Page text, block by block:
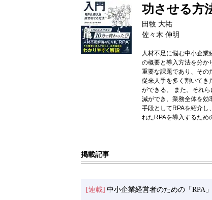
功させる方
田牧 大祐
佐々木 伸明
人材不足に悩む中小企
の概要と導入方法を分か
重要な課題であり、その
従来人手を多く割いてき
ができる。 また、それ
減ができ、業務全体を効
手段としてRPAを紹介し
れたRPAを導入するため
掲載記事
[連載] 中小企業経営者のための「RPA